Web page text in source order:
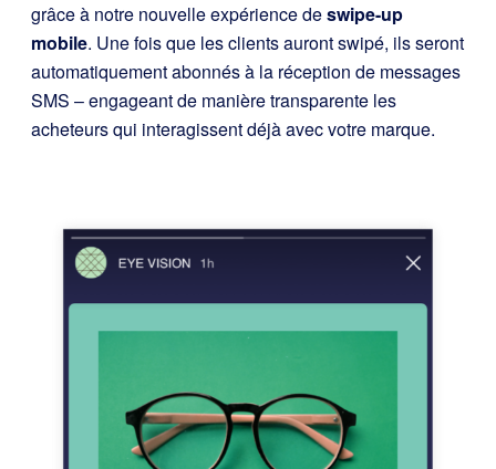
grâce à notre nouvelle expérience deswipe-up
mobile. Une fois que les clients auront swipé, ils seront
automatiquement abonnés à la réception de messages
SMS – engageant de manière transparente les
acheteurs qui interagissent déjà avec votre marque.